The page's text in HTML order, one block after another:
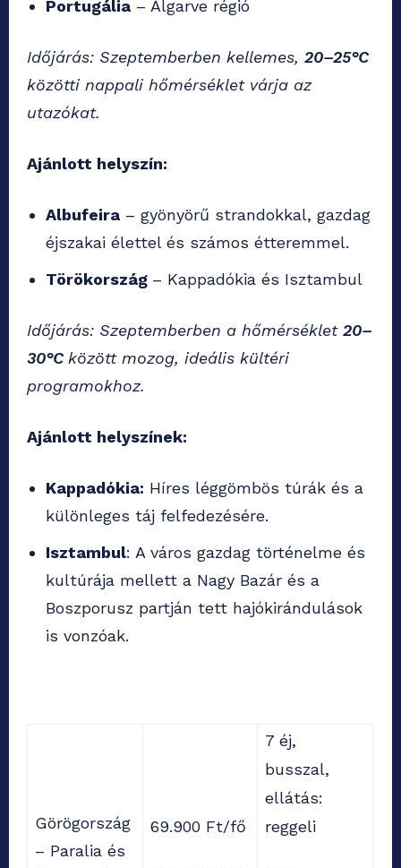
Portugália – Algarve régió
Időjárás: Szeptemberben kellemes, 20–25°C
közötti nappali hőmérséklet várja az
utazókat.
Ajánlott helyszín:
Albufeira – gyönyörű strandokkal, gazdag
éjszakai élettel és számos étteremmel.
Törökország – Kappadókia és Isztambul
Időjárás: Szeptemberben a hőmérséklet 20–
30°Cközött mozog, ideális kültéri
programokhoz.
Ajánlott helyszínek:
Kappadókia: Híres léggömbös túrák és a
különleges táj felfedezésére.
Isztambul: A város gazdag történelme és
kultúrája mellett a Nagy Bazár és a
Boszporusz partján tett hajókirándulások
is vonzóak.
Görögország
– Paralia és
69.900 Ft/fő
7 éj,
busszal,
ellátás:
reggeli